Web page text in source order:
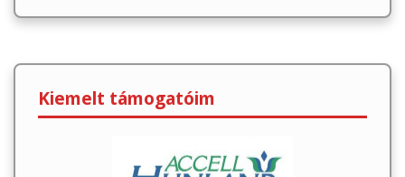
Kiemelt támogatóim